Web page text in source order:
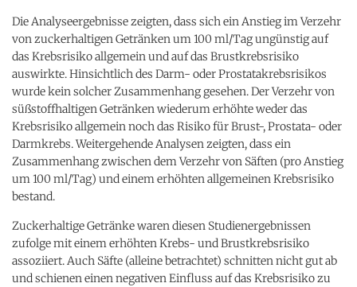
Die Analyseergebnisse zeigten, dass sich ein Anstieg im Verzehr
von zuckerhaltigen Getränken um 100 ml/Tag ungünstig auf
das Krebsrisiko allgemein und auf das Brustkrebsrisiko
auswirkte. Hinsichtlich des Darm- oder Prostatakrebsrisikos
wurde kein solcher Zusammenhang gesehen. Der Verzehr von
süßstoffhaltigen Getränken wiederum erhöhte weder das
Krebsrisiko allgemein noch das Risiko für Brust-, Prostata- oder
Darmkrebs. Weitergehende Analysen zeigten, dass ein
Zusammenhang zwischen dem Verzehr von Säften (pro Anstieg
um 100 ml/Tag) und einem erhöhten allgemeinen Krebsrisiko
bestand.
Zuckerhaltige Getränke waren diesen Studienergebnissen
zufolge mit einem erhöhten Krebs- und Brustkrebsrisiko
assoziiert. Auch Säfte (alleine betrachtet) schnitten nicht gut ab
und schienen einen negativen Einfluss auf das Krebsrisiko zu